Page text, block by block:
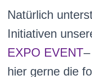
Natürlich
EXPO EVENT
hier gerne die